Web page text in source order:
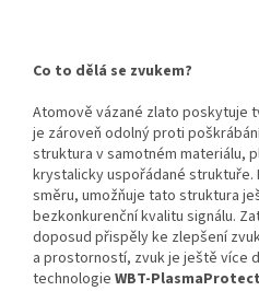
Co to dělá se zvukem?
Atomově vázané zlato poskytuje
je zároveň odolný proti
struktura v samotném materiálu,
krystalicky uspořádané struktuře.
směru, umožňuje tato struktura
bezkonkurenční kvalitu signálu.
doposud přispěly ke zlepšení
a prostorností, zvuk je ještě více
technologie WBT-